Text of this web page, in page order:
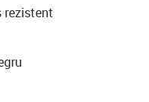
rezistent